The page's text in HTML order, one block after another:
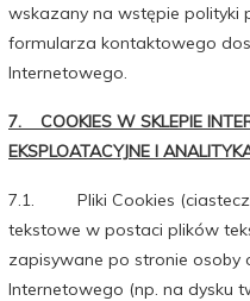
wskazany na wstępie polityki
formularza kontaktowego
Internetowego.
7. COOKIES W SKLEPIE
EKSPLOATACYJNE I
7.1. Pliki Cookies
tekstowe w postaci plików
zapisywane po stronie osoby
Internetowego (np. na dysku